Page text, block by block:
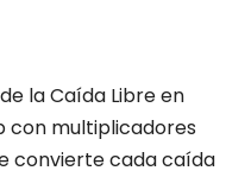
de la Caída Libre en
con multiplicadores
convierte cada caída